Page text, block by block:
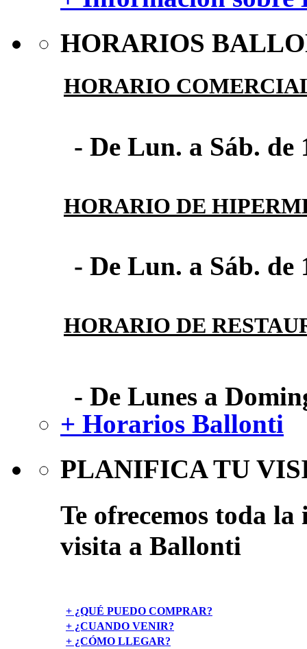
HORARIOS
HORARIO
- De Lun. a Sáb. de
HORARIO DE
- De Lun. a Sáb. de
HORARIO DE
- De Lunes a
+ Horarios Ballonti
PLANIFICA TU
Te ofrecemos toda
visita a Ballonti
+ ¿QUÉ PUEDO COMPRAR?
+ ¿CUANDO VENIR?
+ ¿CÓMO LLEGAR?